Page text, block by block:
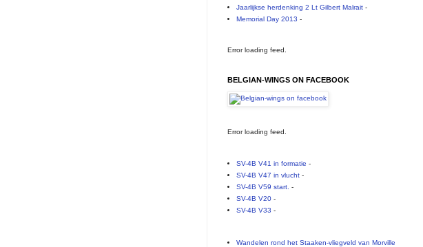
Jaarlijkse herdenking 2 Lt Gilbert Malrait-
Memorial Day 2013 -
Error loading feed.
BELGIAN-WINGS ON FACEBOOK
Error loading feed.
SV-4B V41 in formatie -
SV-4B V47 in vlucht-
SV-4B V59 start. -
SV-4B V20-
SV-4B V33 -
Wandelen rond het Staaken-vliegveld van Morville